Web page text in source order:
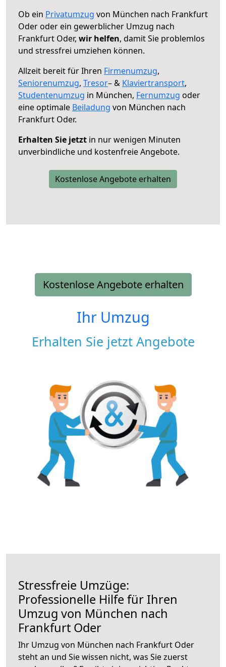
Ob ein Privatumzug von München nach Frankfurt
Oder oder ein gewerblicher Umzug nach
Frankfurt Oder, wir helfen, damit Sie problemlos
und stressfrei umziehen können.
Allzeit bereit für Ihren Firmenumzug,
Seniorenumzug, Tresor– & Klaviertransport,
Studentenumzug in München, Fernumzug oder
eine optimale Beiladung von München nach
Frankfurt Oder.
Erhalten Sie jetzt in nur wenigen Minuten
unverbindliche und kostenfreie Angebote.
Kostenlose Angebote erhalten
Kostenlose Angebote erhalten
Ihr Umzug
Erhalten Sie jetzt Angebote
Stressfreie Umzüge:
Professionelle Hilfe für Ihren
Umzug von München nach
Frankfurt Oder
Ihr Umzug von München nach Frankfurt Oder
steht an und Sie wissen nicht, was Sie zuerst